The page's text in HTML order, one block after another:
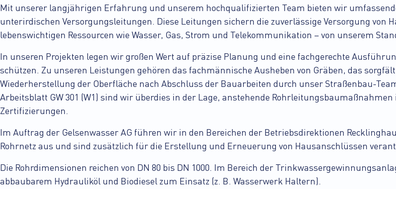
Mit unserer langjährigen Erfahrung und unserem hochqualifizierten Team bieten wir
unterirdischen Versorgungsleitungen. Diese Leitungen sichern die zuverlässige Versorgung
lebenswichtigen Ressourcen wie Wasser, Gas, Strom und Telekommunikation – von unserem
In unseren Projekten legen wir großen Wert auf präzise Planung und eine fachgerechte
schützen. Zu unseren Leistungen gehören das fachmännische Ausheben von Gräben, das
Wiederherstellung der Oberfläche nach Abschluss der Bauarbeiten durch unser Straßenbau-
Arbeitsblatt GW 301 (W1) sind wir überdies in der Lage, anstehende
Zertifizierungen.
Im Auftrag der Gelsenwasser AG führen wir in den Bereichen der Betriebsdirektionen
Rohrnetz aus und sind zusätzlich für die Erstellung und Erneuerung von Hausanschlüssen
Die Rohrdimensionen reichen von DN 80 bis DN 1000. Im Bereich der
abbaubarem Hydrauliköl und Biodiesel zum Einsatz (z. B. Wasserwerk Haltern).